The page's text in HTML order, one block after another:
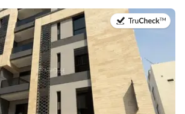
في:22 يوليو 2026